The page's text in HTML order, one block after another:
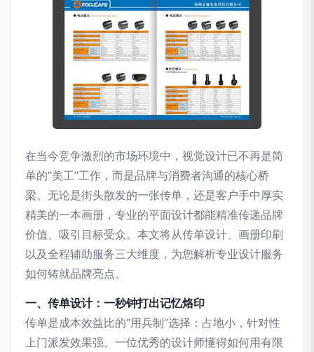
在当今竞争激烈的市场环境中，视觉设计已不再是简
单的“美工”工作，而是品牌与消费者沟通的核心桥
梁。无论是街头散发的一张传单，还是客户手中厚实
精美的一本画册，专业的平面设计都能精准传递品牌
价值、吸引目标受众。本文将从传单设计、画册印刷
以及全程辅助服务三大维度，为您解析专业设计服务
如何铸就品牌亮点。
一、传单设计：一秒钟打出记忆烙印
传单是成本效益比的“用兵制”选择：占地小，针对性
上门派发效果强。一位优秀的设计师懂得如何用有限